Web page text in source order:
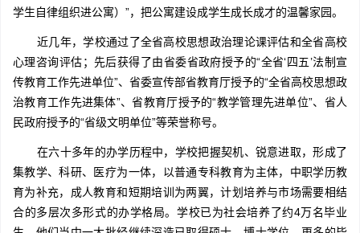
学生自律组织进公寓）”，把公寓建设成学生成长成才的温馨家园。
近几年，学校通过了全省高校思想政治理论课评估和全省高校
心理咨询评估；先后获得了由省委省政府授予的“全省‘四五’法制宣
传教育工作先进单位”、省委宣传部省教育厅授予的“全省高校思想政
治教育工作先进集体”、省教育厅授予的“教学管理先进单位”、省人
民政府授予的“省级文明单位”等荣誉称号。
在六十多年的办学历程中，学校把握契机、锐意进取，形成了
集教学、科研、医疗为一体，以普通专科教育为主体，中职学历教
育为补充，成人教育和短期培训为两翼，计划培养与市场需要相结
合的多层次多形式的办学格局。学校已为社会培养了约4万名毕业